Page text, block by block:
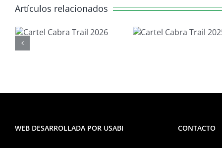
Artículos relacionados
Cartel Cabra
WEB DESARROLLADA POR USABI CONTACTO